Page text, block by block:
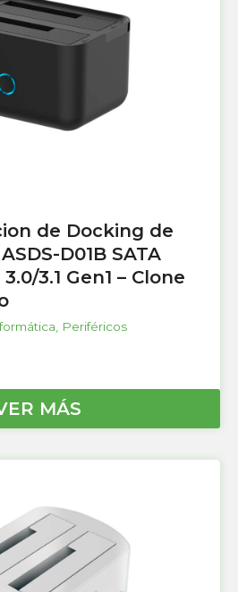
de Docking de
D01B SATA
3.1 Gen1 – Clone
Periféricos
MÁS